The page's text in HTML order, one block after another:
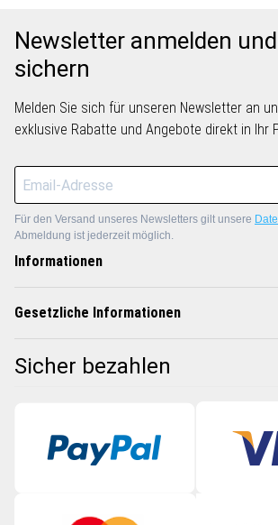
Newsletter anmelden
sichern
Melden Sie sich für unseren Newsletter an
exklusive Rabatte und Angebote direkt in Ihr
Für den Versand unseres Newsletters gilt unsere
Abmeldung ist jederzeit möglich.
Informationen
Gesetzliche Informationen
Sicher bezahlen